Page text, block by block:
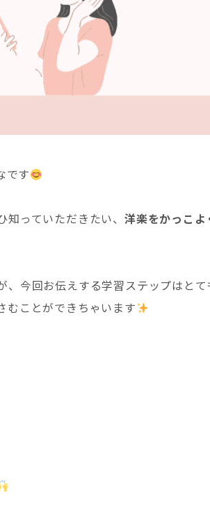
です
っていただきたい、 洋楽をかっこ
今回お伝えする学習ステップはと
むことができちゃいます